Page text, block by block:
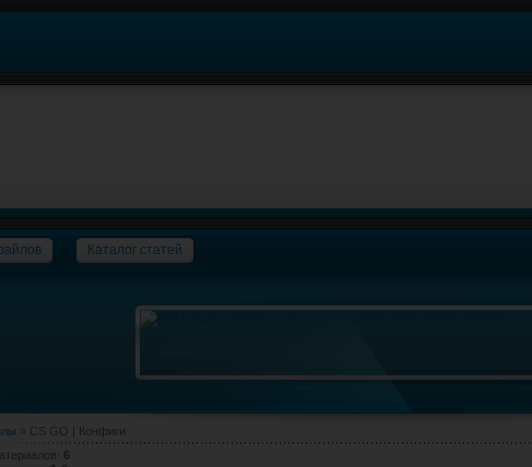
Каталог статей
» CS GO | Конфиги
: 6